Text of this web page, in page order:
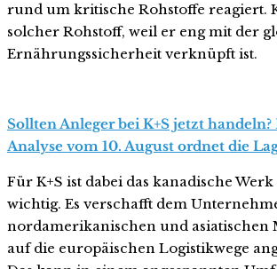
rund um kritische Rohstoffe reagiert.
solcher Rohstoff, weil er eng mit der
Ernährungssicherheit verknüpft ist.
Sollten Anleger bei K+S jetzt
Analyse vom 10. August ordnet die
Für K+S ist dabei das kanadische
wichtig. Es verschafft dem
nordamerikanischen und asiatischen
auf die europäischen Logistikwege